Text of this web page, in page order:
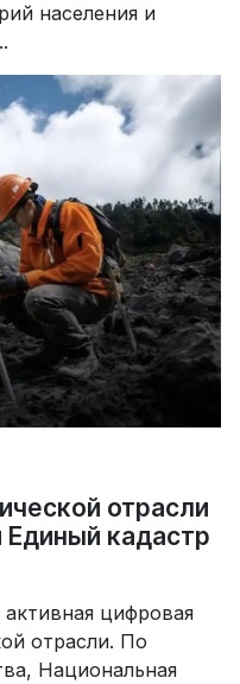
населения и
отрасли
Единый кадастр
цифровая
отрасли. По
Национальная